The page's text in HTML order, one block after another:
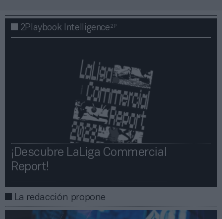
2Playbook Intelligence2P
¡Descubre LaLiga Commercial
Report!​​
La redacción propone